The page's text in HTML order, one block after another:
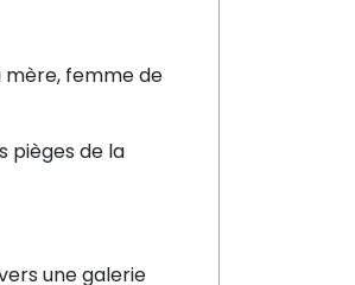
mère, femme de
pièges de la
une galerie